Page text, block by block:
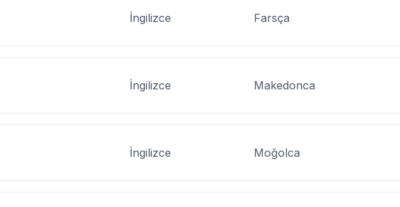
İngilizce Farsça
İngilizce Makedonca
İngilizce Moğolca